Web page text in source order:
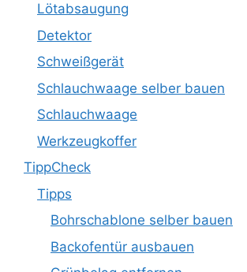
Lötabsaugung
Detektor
Schweißgerät
Schlauchwaage selber bauen
Schlauchwaage
Werkzeugkoffer
TippCheck
Tipps
Bohrschablone selber bauen
Backofentür ausbauen